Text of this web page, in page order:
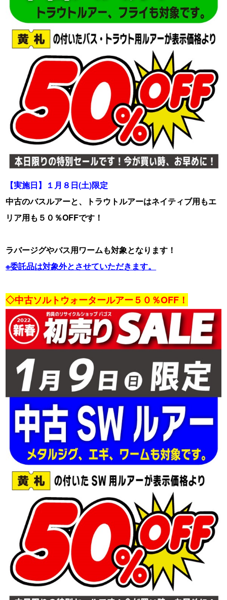
【実施日】１月８日(土)限定
中古のバスルアーと、トラウトルアーはネイティブ用もエ
リア用も５０％OFFです！
ラバージグやバス用ワームも対象となります！
※委託品は対象外とさせていただきます。
◇中古ソルトウォータールアー５０％OFF！